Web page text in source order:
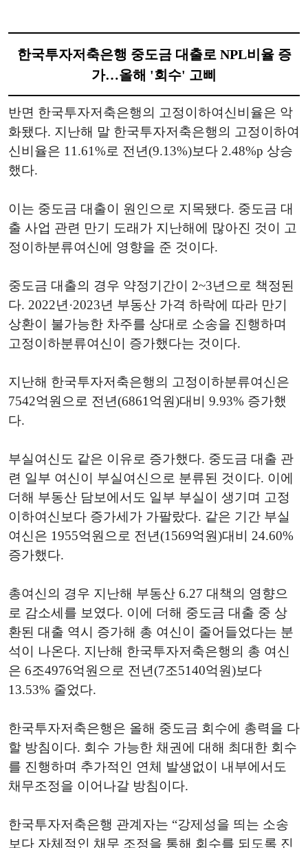
한국투자저축은행 중도금 대출로 NPL비율 증
가…올해 '회수' 고삐
반면 한국투자저축은행의 고정이하여신비율은 악
화됐다. 지난해 말 한국투자저축은행의 고정이하여
신비율은 11.61%로 전년(9.13%)보다 2.48%p 상승
했다.
이는 중도금 대출이 원인으로 지목됐다. 중도금 대
출 사업 관련 만기 도래가 지난해에 많아진 것이 고
정이하분류여신에 영향을 준 것이다.
중도금 대출의 경우 약정기간이 2~3년으로 책정된
다. 2022년·2023년 부동산 가격 하락에 따라 만기
상환이 불가능한 차주를 상대로 소송을 진행하며
고정이하분류여신이 증가했다는 것이다.
지난해 한국투자저축은행의 고정이하분류여신은
7542억원으로 전년(6861억원)대비 9.93% 증가했
다.
부실여신도 같은 이유로 증가했다. 중도금 대출 관
련 일부 여신이 부실여신으로 분류된 것이다. 이에
더해 부동산 담보에서도 일부 부실이 생기며 고정
이하여신보다 증가세가 가팔랐다. 같은 기간 부실
여신은 1955억원으로 전년(1569억원)대비 24.60%
증가했다.
총여신의 경우 지난해 부동산 6.27 대책의 영향으
로 감소세를 보였다. 이에 더해 중도금 대출 중 상
환된 대출 역시 증가해 총 여신이 줄어들었다는 분
석이 나온다. 지난해 한국투자저축은행의 총 여신
은 6조4976억원으로 전년(7조5140억원)보다
13.53% 줄었다.
한국투자저축은행은 올해 중도금 회수에 총력을 다
할 방침이다. 회수 가능한 채권에 대해 최대한 회수
를 진행하며 추가적인 연체 발생없이 내부에서도
채무조정을 이어나갈 방침이다.
한국투자저축은행 관계자는 “강제성을 띄는 소송
보다 자체적인 채무 조정을 통해 회수를 되도록 진